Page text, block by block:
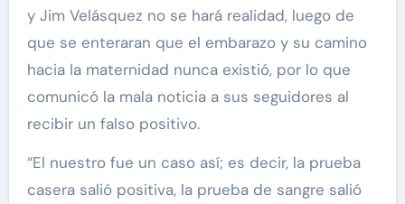
y Jim Velásquez no se hará realidad, luego de
que se enteraran que el embarazo y su camino
hacia la maternidad nunca existió, por lo que
comunicó la mala noticia a sus seguidores al
recibir un falso positivo.
“El nuestro fue un caso así; es decir, la prueba
casera salió positiva, la prueba de sangre salió